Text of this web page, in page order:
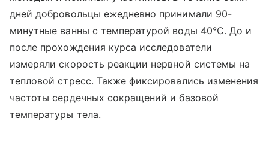
дней добровольцы ежедневно принимали 90-
минутные ванны с температурой воды 40°С. До и
после прохождения курса исследователи
измеряли скорость реакции нервной системы на
тепловой стресс. Также фиксировались изменения
частоты сердечных сокращений и базовой
температуры тела.